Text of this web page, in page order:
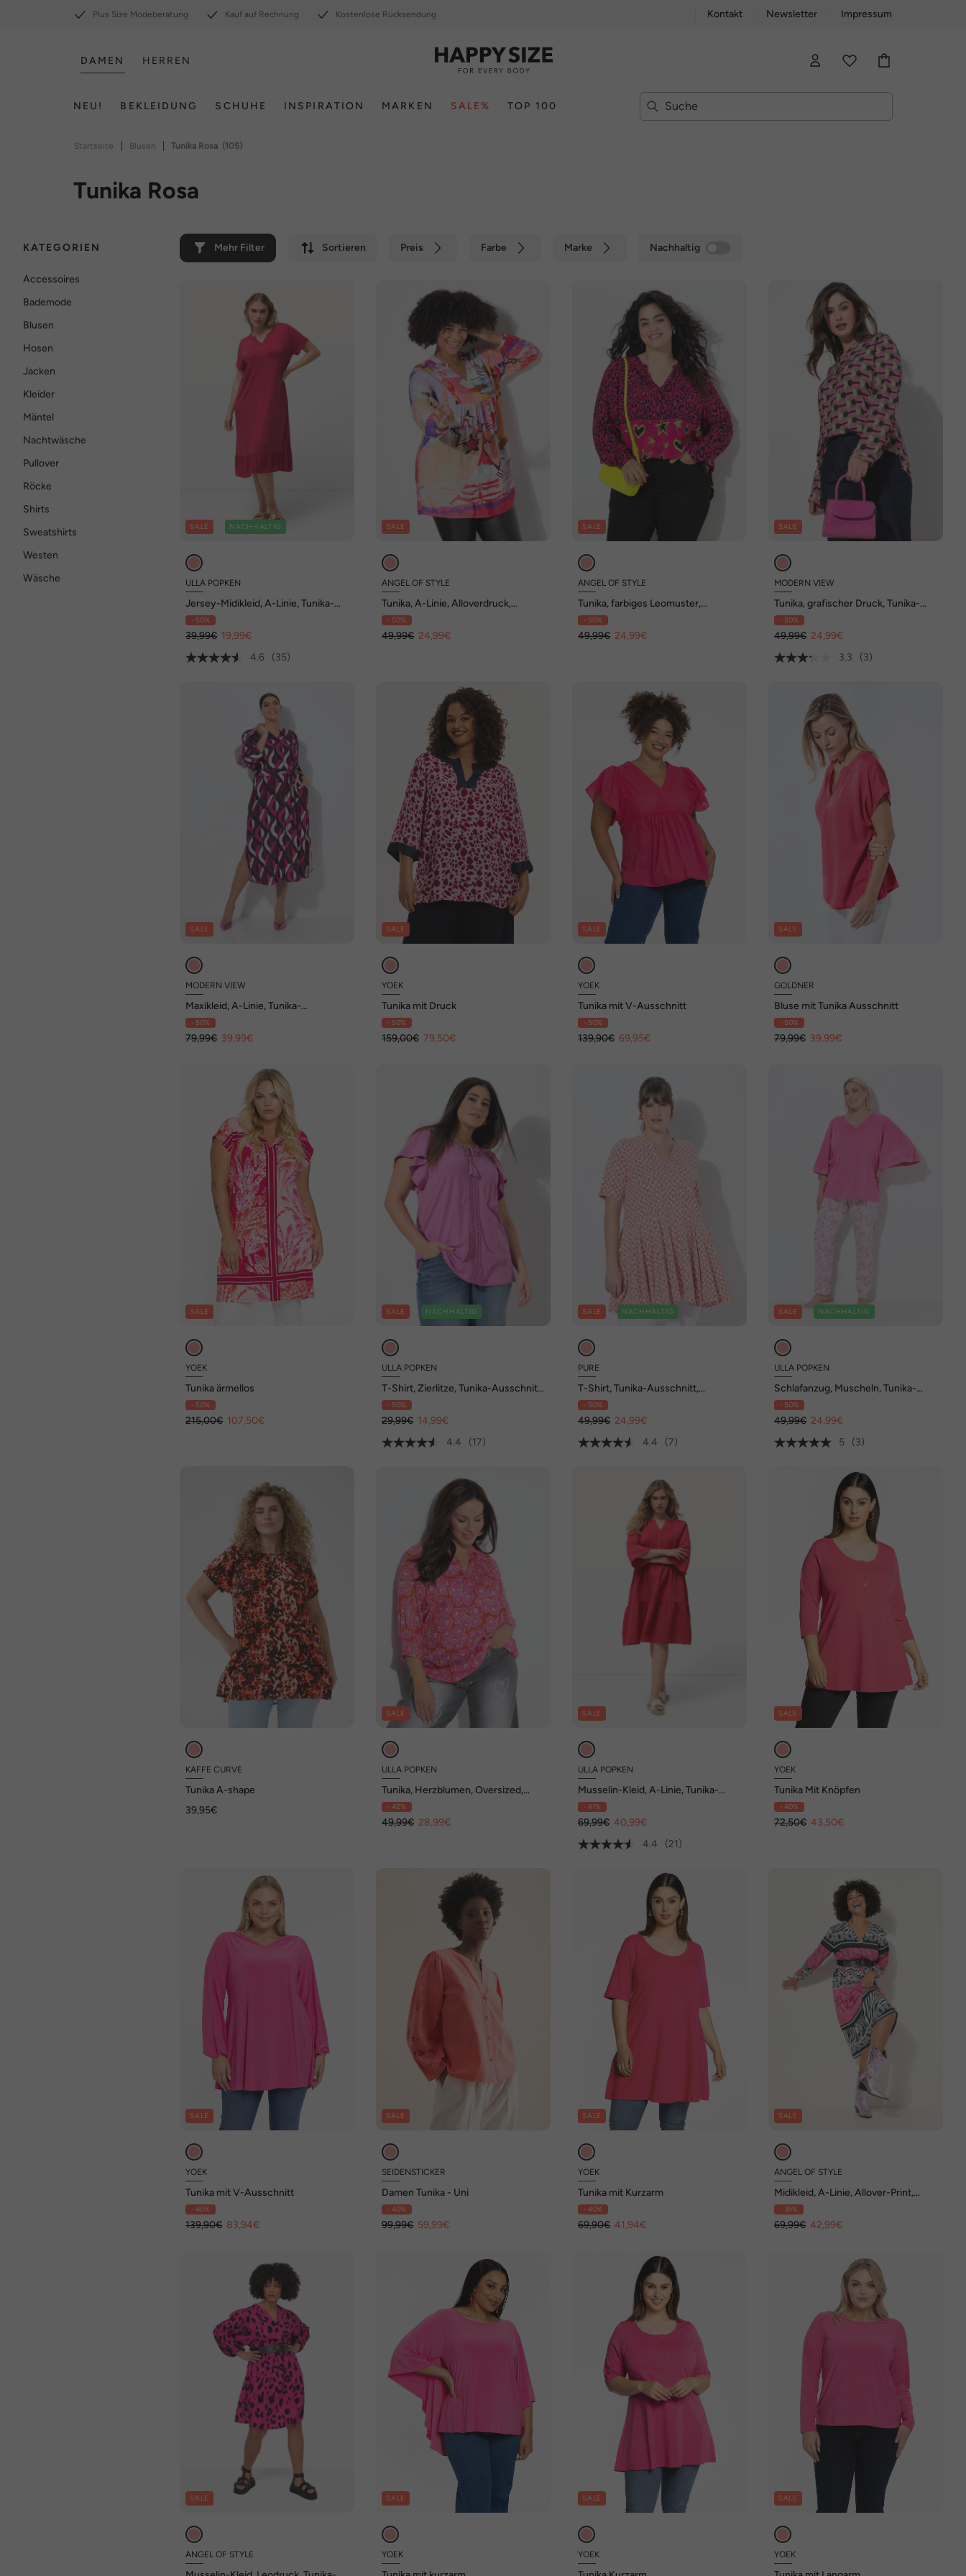
Plus Size Modeberatung Kauf auf Rechnung Kostenlose Rücksendung Kontakt Newsletter Impressum
DAMEN HERREN
NEU! BEKLEIDUNG SCHUHE INSPIRATION MARKEN SALE% TOP 100
Startseite | Blusen | Tunika Rosa (105)
Tunika Rosa
KATEGORIEN Mehr Filter Sortieren Preis Farbe Marke Nachhaltig
Accessoires
Bademode
Blusen
Hosen
Jacken
Kleider
Mäntel
Nachtwäsche
Pullover
Röcke
Shirts
Sweatshirts
Westen
Wäsche
SALE NACHHALTIG
ULLA POPKEN
Jersey-Midikleid, A-Linie, Tunika-
Ausschnitt, Halbarm
- 50%
39,99€ 19,99€
4.6
(35)
SALE
ANGEL OF STYLE
Tunika, A-Linie, Alloverdruck,
Langarm
- 50%
49,99€ 24,99€
SALE
ANGEL OF STYLE
Tunika, farbiges Leomuster,
Saumstreifen
- 50%
49,99€ 24,99€
SALE
MODERN VIEW
Tunika, grafischer Druck, Tunika-
Ausschnitt, Langarm
- 50%
49,99€ 24,99€
3.3
(3)
SALE
MODERN VIEW
Maxikleid, A-Linie, Tunika-
Ausschnitt, 3/4-Arm
- 50%
79,99€ 39,99€
SALE
YOEK
Tunika mit Druck
- 50%
159,00€ 79,50€
SALE
YOEK
Tunika mit V-Ausschnitt
- 50%
139,90€ 69,95€
SALE
GOLDNER
Bluse mit Tunika Ausschnitt
- 50%
79,99€ 39,99€
SALE
YOEK
Tunika ärmellos
- 50%
215,00€ 107,50€
SALE NACHHALTIG
ULLA POPKEN
T-Shirt, Zierlitze, Tunika-Ausschnitt,
Flügel-Halbarm
- 50%
29,99€ 14,99€
4.4
(17)
SALE NACHHALTIG
PURE
T-Shirt, Tunika-Ausschnitt,
Halbarm, Biobaumwolle
- 50%
49,99€ 24,99€
4.4
(7)
SALE NACHHALTIG
ULLA POPKEN
Schlafanzug, Muscheln, Tunika-
Ausschnitt, Halbarm
- 50%
49,99€ 24,99€
5
(3)
KAFFE CURVE
Tunika A-shape
39,95€
SALE
ULLA POPKEN
Tunika, Herzblumen, Oversized,
Tunika-Ausschnitt, Langarm
- 42%
49,99€ 28,99€
SALE
ULLA POPKEN
Musselin-Kleid, A-Linie, Tunika-
Ausschnitt, 3/4-Arm
- 41%
69,99€ 40,99€
4.4
(21)
SALE
YOEK
Tunika Mit Knöpfen
- 40%
72,50€ 43,50€
SALE
YOEK
Tunika mit V-Ausschnitt
- 40%
139,90€ 83,94€
SALE
SEIDENSTICKER
Damen Tunika - Uni
- 40%
99,99€ 59,99€
SALE
YOEK
Tunika mit Kurzarm
- 40%
69,90€ 41,94€
SALE
ANGEL OF STYLE
Midikleid, A-Linie, Allover-Print,
elastische Taille
- 39%
69,99€ 42,99€
SALE
ANGEL OF STYLE
SALE
YOEK
SALE
YOEK
SALE
YOEK